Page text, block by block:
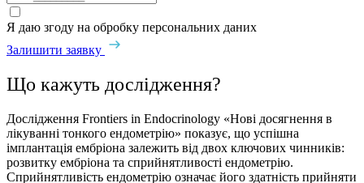
Я даю згоду на обробку персональних даних
Залишити заявку
Що кажуть дослiдження?
Дослiдження Frontiers in Endocrinology «Нові досягнення в
лікуванні тонкого ендометрію» показує, що успішна
імплантація ембріона залежить від двох ключових чинників:
розвитку ембріона та сприйнятливості ендометрію.
Сприйнятливість ендометрію означає його здатність прийняти